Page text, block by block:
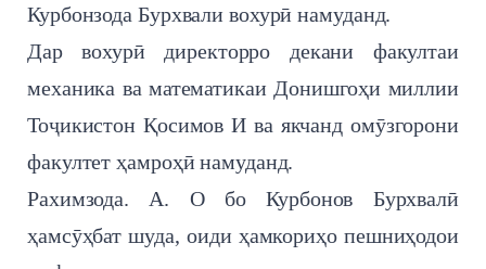
Курбонзода Бурхвали вохурӣ намуданд.
Дар вохурӣ директорро декани факултаи
механика ва математикаи Донишгоҳи миллии
Тоҷикистон Қосимов И ва якчанд омӯзгорони
факултет ҳамроҳӣ намуданд.
Рахимзода. А. О бо Курбонов Бурхвалӣ
ҳамсӯҳбат шуда, оиди ҳамкориҳо пешниҳодои